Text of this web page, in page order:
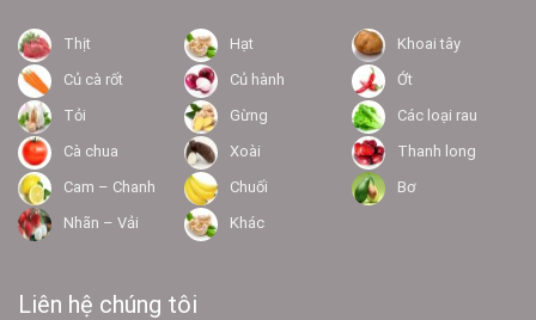
Thịt Hạt
Khoai tây
Củ cà rốt
Củ hành
Ớt
Tỏi
Gừng
Các loại rau
Cà chua
Xoài
Thanh long
Cam – Chanh
Chuối
Bơ
Nhãn – Vải
Khác
Liên hệ chúng tôi